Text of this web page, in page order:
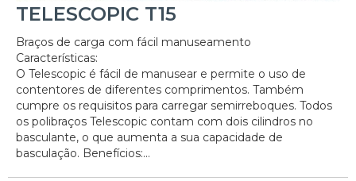
TELESCOPIC T15
Braços de carga com fácil manuseamento
Características:
O Telescopic é fácil de manusear e permite o uso de
contentores de diferentes comprimentos. Também
cumpre os requisitos para carregar semirreboques. Todos
os polibraços Telescopic contam com dois cilindros no
basculante, o que aumenta a sua capacidade de
basculação. Benefícios:...